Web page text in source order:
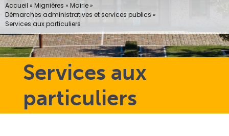
Services aux
particuliers
Accueil » Mignières » Mairie»
Démarches administratives et services publics »
Services aux particuliers